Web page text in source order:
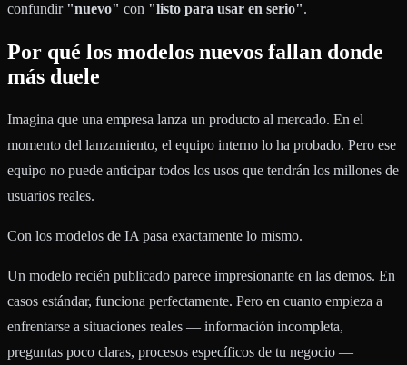
confundir "nuevo" con "listo para usar en serio".
Por qué los modelos nuevos fallan donde
más duele
Imagina que una empresa lanza un producto al mercado. En el
momento del lanzamiento, el equipo interno lo ha probado. Pero ese
equipo no puede anticipar todos los usos que tendrán los millones de
usuarios reales.
Con los modelos de IA pasa exactamente lo mismo.
Un modelo recién publicado parece impresionante en las demos. En
casos estándar, funciona perfectamente. Pero en cuanto empieza a
enfrentarse a situaciones reales — información incompleta,
preguntas poco claras, procesos específicos de tu negocio —